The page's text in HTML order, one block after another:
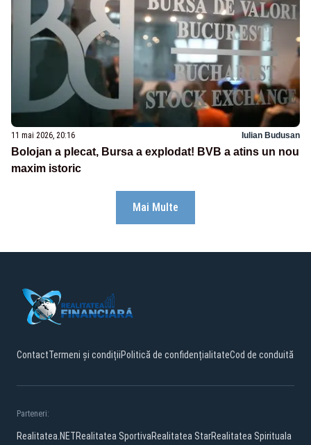
11 mai 2026, 20:16 Iulian Budusan
Bolojan a plecat, Bursa a explodat! BVB a atins un nou
maxim istoric
Mai Multe
ContactTermeni și condițiiPolitică de confidențialitateCod de conduită
Parteneri:
Realitatea.NETRealitatea SportivaRealitatea StarRealitatea Spirituala